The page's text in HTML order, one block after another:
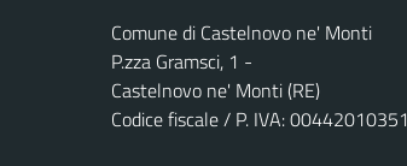
Comune di Castelnovo ne' Monti
P.zza Gramsci, 1 -
Castelnovo ne' Monti (RE)
Codice fiscale / P. IVA: 00442010351